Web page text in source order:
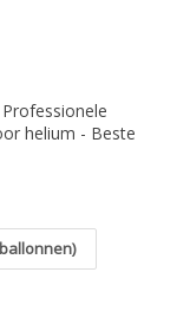
helium - Beste